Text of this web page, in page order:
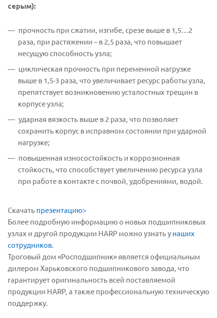
серым):
прочность при сжатии, изгибе, срезе выше в 1,5…2
раза, при растяжении – в 2,5 раза, что повышает
несущую способность узла;
циклическая прочность при переменной нагрузке
выше в 1,5-3 раза, что увеличивает ресурс работы узла,
препятствует возникновению усталостных трещин в
корпусе узла;
ударная вязкость выше в 2 раза, что позволяет
сохранить корпус в исправном состоянии при ударной
нагрузке;
повышенная износостойкость и коррозионная
стойкость, что способствует увеличению ресурса узла
при работе в контакте с почвой, удобрениями, водой.
Скачать презентацию>
Более подробную информацию о новых подшипниковых
узлах и другой продукции HARP можно узнать у наших
сотрудников.
Троговый дом «Росподшипник» является официальным
дилером Харьковского подшипникового завода, что
гарантирует оригинальность всей поставляемой
продукции HARP, а также профессиональную техническую
поддержку.